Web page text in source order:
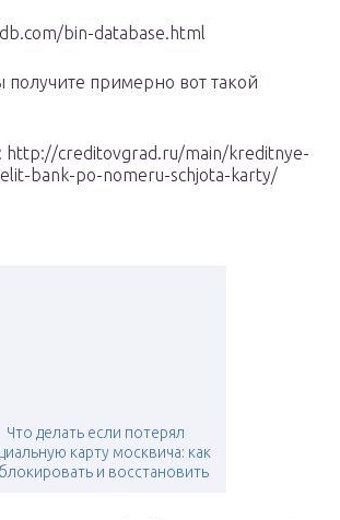
bin-database.html
получите примерно вот такой
http://creditovgrad.ru/main/kreditnye-
bank-po-nomeru-schjota-karty/
Что делать если потерял
карту москвича: как
и восстановить